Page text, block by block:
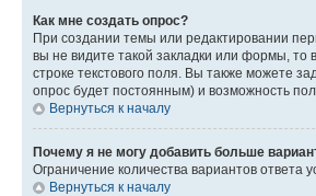
Как мне создать опрос?
При создании темы или редактировании
вы не видите такой закладки или формы, то
строке текстового поля. Вы также можете
опрос будет постоянным) и возможность
Вернуться к началу
Почему я не могу добавить больше
Ограничение количества вариантов
Вернуться к началу